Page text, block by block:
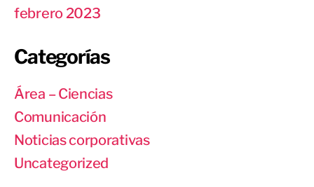
febrero 2023
Categorías
Área – Ciencias
Comunicación
Noticias corporativas
Uncategorized